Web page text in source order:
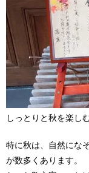
しっとりと秋を楽し
特に秋は、自然にな
が数多くあります。